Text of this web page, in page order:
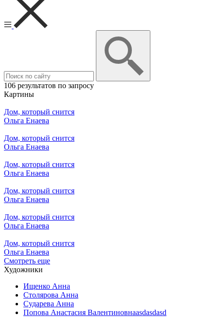
106 результатов по запросу
Картины
Дом, который снится
Ольга Енаева
Дом, который снится
Ольга Енаева
Дом, который снится
Ольга Енаева
Дом, который снится
Ольга Енаева
Дом, который снится
Ольга Енаева
Дом, который снится
Ольга Енаева
Смотреть еще
Художники
Ищенко Анна
Столярова Анна
Сударева Анна
Попова Анастасия Валентиновнаasdasdasd